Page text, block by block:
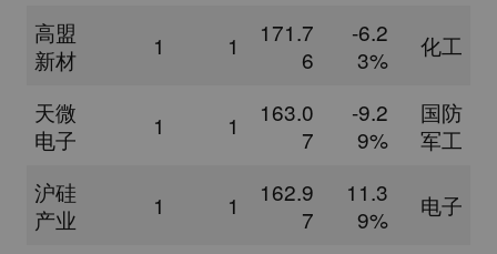
高盟
新材
1 1
171.7
6
-6.2
3%
化工
天微
电子
1 1
163.0
7
-9.2
9%
国防
军工
沪硅
产业
1 1
162.9
7
11.3
9%
电子